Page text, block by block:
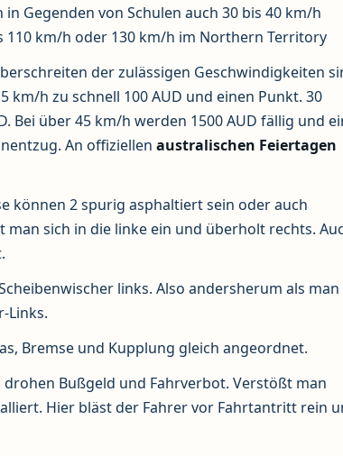
in Gegenden von Schulen auch 30 bis 40 km/h
110 km/h oder 130 km/h im Northern Territory
der zulässigen Geschwindigkeiten
km/h zu schnell 100 AUD und einen Punkt. 30
Bei über 45 km/h werden 1500 AUD fällig und
An offiziellen australischen Feiertagen
können 2 spurig asphaltiert sein oder auch
sich in die linke ein und überholt rechts.
links. Also andersherum als man
Links.
Bremse und Kupplung gleich angeordnet.
Bußgeld und Fahrverbot. Verstößt man
Hier bläst der Fahrer vor Fahrtantritt rein